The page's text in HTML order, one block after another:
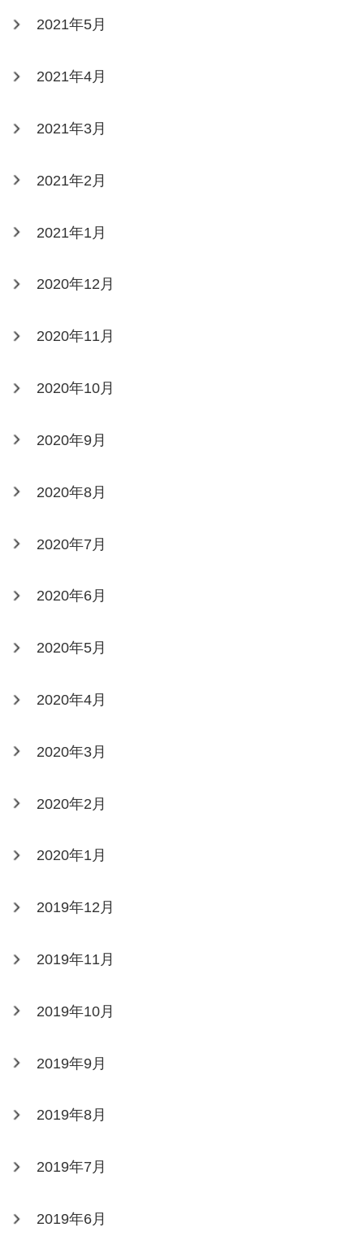
2021年5月
2021年4月
2021年3月
2021年2月
2021年1月
2020年12月
2020年11月
2020年10月
2020年9月
2020年8月
2020年7月
2020年6月
2020年5月
2020年4月
2020年3月
2020年2月
2020年1月
2019年12月
2019年11月
2019年10月
2019年9月
2019年8月
2019年7月
2019年6月